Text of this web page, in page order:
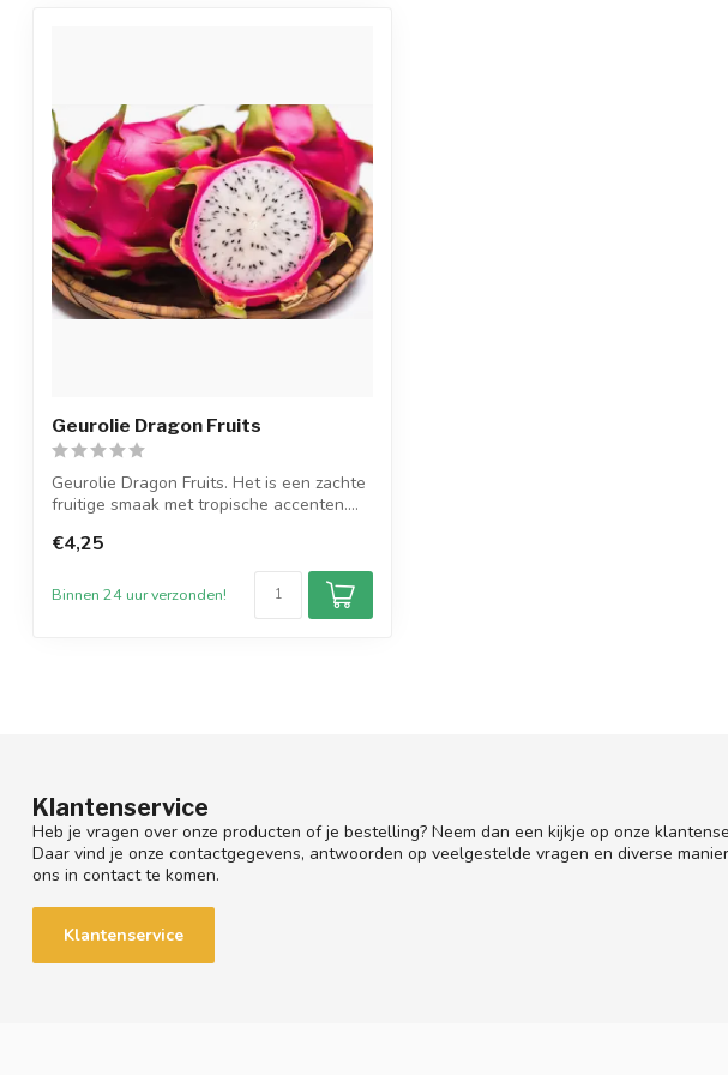
Geurolie Dragon Fruits
Geurolie Dragon Fruits. Het is een zachte
fruitige smaak met tropische accenten....
€4,25
Binnen 24 uur verzonden!
Klantenservice
Heb je vragen over onze producten of je bestelling? Neem dan een kijkje op onze
Daar vind je onze contactgegevens, antwoorden op veelgestelde vragen en diverse
ons in contact te komen.
Klantenservice